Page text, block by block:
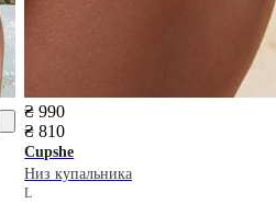
₴ 990
₴ 810
Cupshe
Низ купальника
L